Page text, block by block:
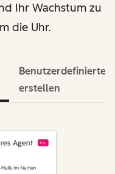
Ihr Wachstum zu
die Uhr.
Benutzerdefinierte
erstellen